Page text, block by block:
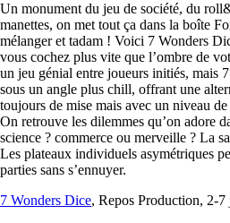
Un monument du jeu de société, du
manettes, on met tout ça dans la boîte
mélanger et tadam ! Voici 7 Wonders
vous cochez plus vite que l’ombre de
un jeu génial entre joueurs initiés, mais
sous un angle plus chill, offrant une
toujours de mise mais avec un niveau
On retrouve les dilemmes qu’on adore
science ? commerce ou merveille ? La
Les plateaux individuels asymétriques
parties sans s’ennuyer.
7 Wonders Dice, Repos Production, 2-7